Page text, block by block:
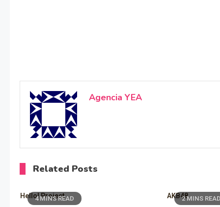
Agencia YEA
Related Posts
4 MINS READ
Hello! Project 2 MINS READ
AKB48